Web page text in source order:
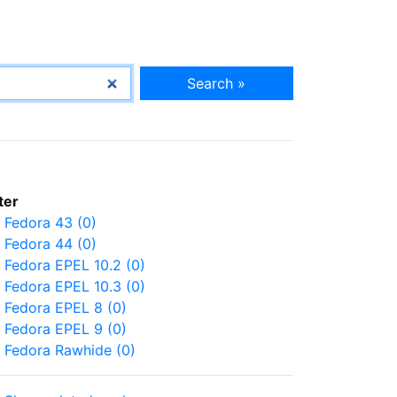
Search »
Fedora 43 (0)
Fedora 44 (0)
Fedora EPEL 10.2 (0)
Fedora EPEL 10.3 (0)
Fedora EPEL 8 (0)
Fedora EPEL 9 (0)
Fedora Rawhide (0)